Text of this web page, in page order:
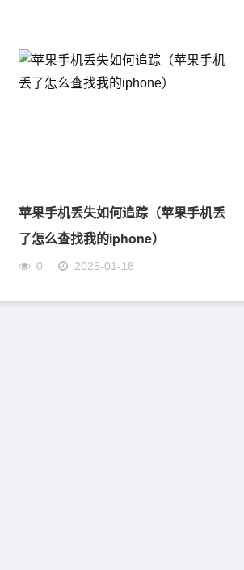
苹果手机丢失如何追踪（苹果手机丢
了怎么查找我的iphone）
0 2025-01-18